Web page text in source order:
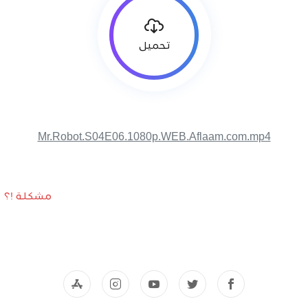
تحميل
Mr.Robot.S04E06.1080p.WEB.Aflaam.com.mp4
مشكلة !؟